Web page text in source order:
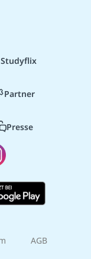
Partner
Presse
AGB